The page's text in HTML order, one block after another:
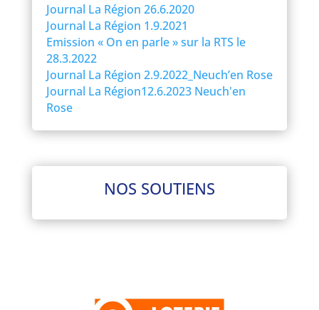
Journal La Région 26.6.2020
Journal La Région 1.9.2021
Emission « On en parle » sur la RTS le
28.3.2022
Journal La Région 2.9.2022_Neuch’en Rose
Journal La Région12.6.2023 Neuch'en
Rose
NOS SOUTIENS